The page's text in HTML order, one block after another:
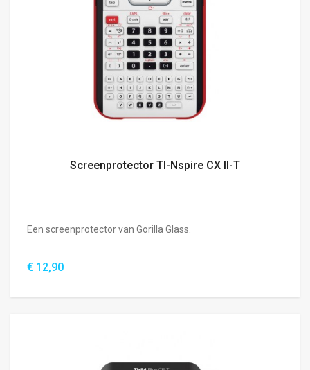
Screenprotector TI-Nspire CX II-T
Een screenprotector van Gorilla Glass.
€ 12,90